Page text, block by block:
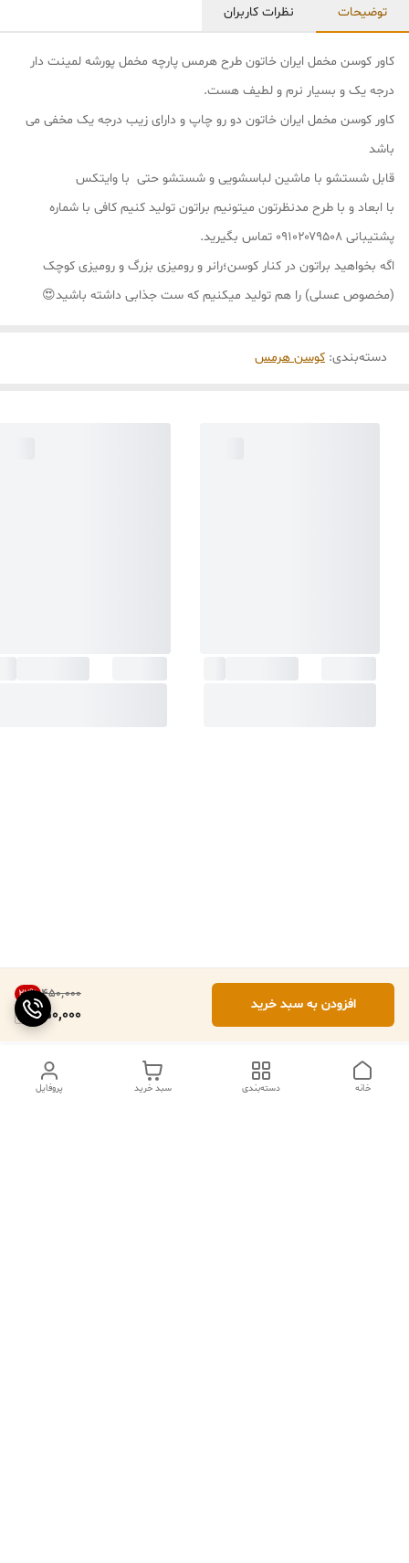
۴۵۰٬۰۰۰ 22%
350,000
افزودن به سبد خرید
توضیحات نظرات کاربران
کاور کوسن مخمل ایران خاتون طرح هرمس پارچه مخمل پورشه لمینت دار
درجه یک و بسیار نرم و لطیف هست.
کاور کوسن مخمل ایران خاتون دو رو چاپ و دارای زیب درجه یک مخفی می
باشد
قابل شستشو با ماشین لباسشویی و شستشو حتی با وایتکس
با ابعاد و با طرح مدنظرتون میتونیم براتون تولید کنیم کافی با شماره
پشتیبانی ۰۹۱۰۲۰۷۹۵۰۸ تماس بگیرید.
اگه بخواهید براتون در کنار کوسن؛رانر و رومیزی بزرگ و رومیزی کوچک
(مخصوص عسلی) را هم تولید میکنیم که ست جذابی داشته باشید😍
دسته‌بندی: کوسن هرمس
پروفایل سبد خرید دسته‌بندی خانه